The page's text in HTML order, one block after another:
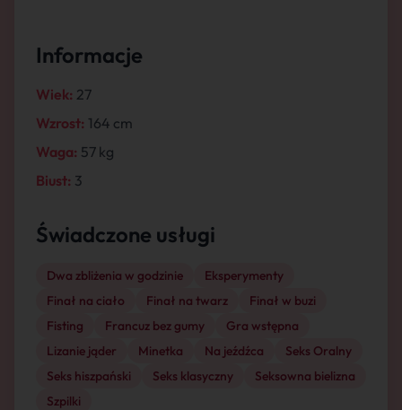
Informacje
Wiek: 27
Wzrost: 164 cm
Waga: 57 kg
Biust: 3
Świadczone usługi
Dwa zbliżenia w godzinie
Eksperymenty
Finał na ciało
Finał na twarz
Finał w buzi
Fisting
Francuz bez gumy
Gra wstępna
Lizanie jąder
Minetka Na jeźdźca
Seks Oralny
Seks hiszpański
Seks klasyczny
Seksowna bielizna
Szpilki